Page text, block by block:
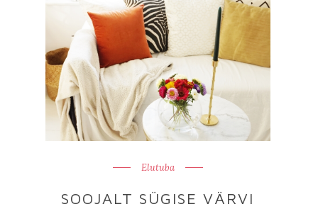
Elutuba
SOOJALT SÜGISE VÄRVI